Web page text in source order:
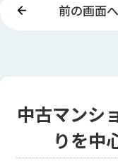
前の画面
中古マンシ
りを中